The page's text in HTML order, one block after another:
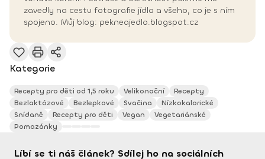
zavedly na cestu fotografie jídla a všeho, co je s ním
spojeno. Můj blog: pekneajedlo.blogspot.cz
Kategorie
Recepty pro děti od 1,5 roku Velikonoční
Recepty
Bezlaktózové
Bezlepkové Svačina
Nízkokalorické
Snídaně
Recepty pro děti Vegan
Vegetariánské
Pomazánky
Líbí se ti náš článek? Sdílej ho na sociálních